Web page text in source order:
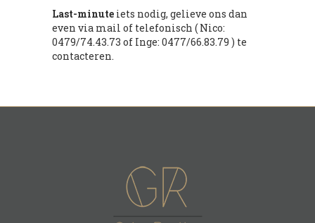
Last-minute iets nodig, gelieve ons dan
even via mail of telefonisch ( Nico:
0479/74.43.73 of Inge: 0477/66.83.79 ) te
contacteren.